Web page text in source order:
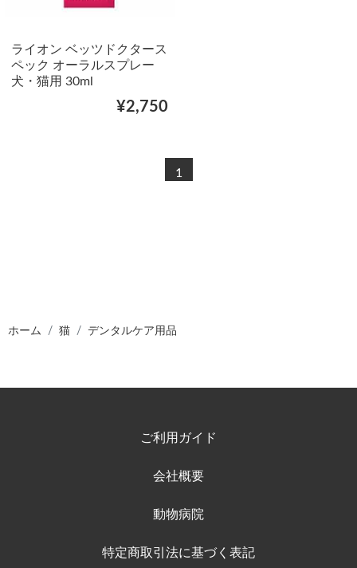
ライオン ベッツドクタース
ペック オーラルスプレー
犬・猫用 30ml
¥2,750
1
ホーム 猫 デンタルケア用品
ご利用ガイド
会社概要
動物病院
特定商取引法に基づく表記